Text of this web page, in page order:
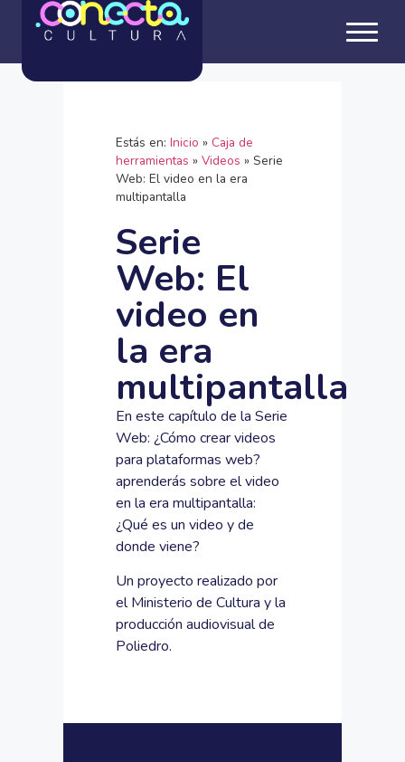
Estás en: Inicio » Caja de
herramientas » Videos » Serie
Web: El video en la era
multipantalla
Serie
Web: El
video en
la era
multipantalla
En este capítulo de la Serie
Web: ¿Cómo crear videos
para plataformas web?
aprenderás sobre el video
en la era multipantalla:
¿Qué es un video y de
donde viene?
Un proyecto realizado por
el Ministerio de Cultura y la
producción audiovisual de
Poliedro.